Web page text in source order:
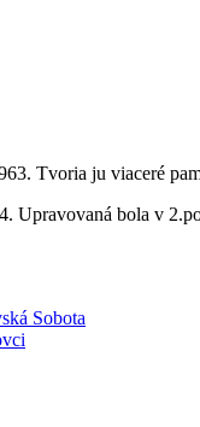
Tvoria ju viaceré
bola v
Sobota